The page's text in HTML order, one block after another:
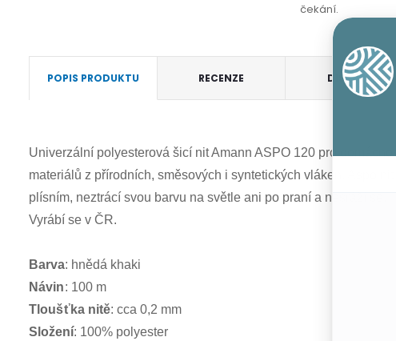
čekání.
POPIS PRODUKTU RECENZE DISKUZE
Univerzální polyesterová šicí nit Amann ASPO 120 pro
materiálů z přírodních, směsových i syntetických vláken. Aspo
plísním, neztrácí svou barvu na světle ani po praní a nesráží se.
Vyrábí se v ČR.
Barva: hnědá khaki
Návin: 100 m
Tloušťka nitě: cca 0,2 mm
Složení: 100% polyester